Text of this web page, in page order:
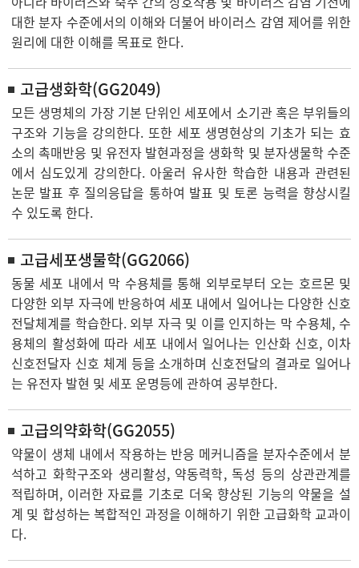
대한 분자 수준에서의 이해와 더불어 바이러스 감염 제어를 위한
원리에 대한 이해를 목표로 한다.
고급생화학(GG2049)
모든 생명체의 가장 기본 단위인 세포에서 소기관 혹은 부위들의
구조와 기능을 강의한다. 또한 세포 생명현상의 기초가 되는 효
소의 촉매반응 및 유전자 발현과정을 생화학 및 분자생물학 수준
에서 심도있게 강의한다. 아울러 유사한 학습한 내용과 관련된
논문 발표 후 질의응답을 통하여 발표 및 토론 능력을 향상시킬
수 있도록 한다.
고급세포생물학(GG2066)
동물 세포 내에서 막 수용체를 통해 외부로부터 오는 호르몬 및
다양한 외부 자극에 반응하여 세포 내에서 일어나는 다양한 신호
전달체계를 학습한다. 외부 자극 및 이를 인지하는 막 수용체, 수
용체의 활성화에 따라 세포 내에서 일어나는 인산화 신호, 이차
신호전달자 신호 체계 등을 소개하며 신호전달의 결과로 일어나
는 유전자 발현 및 세포 운명등에 관하여 공부한다.
고급의약화학(GG2055)
약물이 생체 내에서 작용하는 반응 메커니즘을 분자수준에서 분
석하고 화학구조와 생리활성, 약동력학, 독성 등의 상관관계를
적립하며, 이러한 자료를 기초로 더욱 향상된 기능의 약물을 설
계 및 합성하는 복합적인 과정을 이해하기 위한 고급화학 교과이
다.